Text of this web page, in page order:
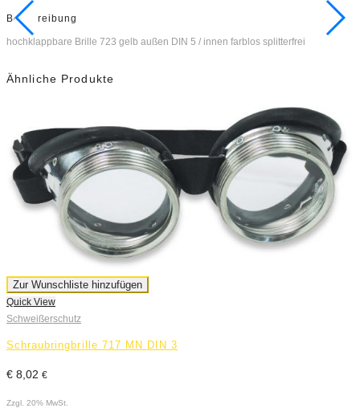
Beschreibung
hochklappbare Brille 723 gelb außen DIN 5 / innen farblos splitterfrei
Ähnliche Produkte
Zur Wunschliste hinzufügen
Quick View
Schweißerschutz
Schraubringbrille 717 MN DIN 3
€ 8,02 €
Zzgl. 20% MwSt.